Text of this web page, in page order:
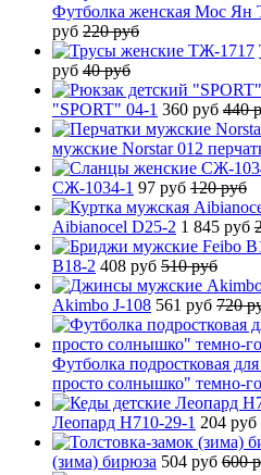
Футболка женская Мос Ян
руб 220 руб
руб 40 руб
"SPORT" 04-1 360 руб 440
мужские Norstar 012
СЖ-1034-1 97 руб 120 руб
Aibianocel D25-2 1 845 руб
B18-2 408 руб 510 руб
Akimbo J-108 561 руб 720
Футболка подростковая
просто солнышко" темно-
Леопард H710-29-1 204 руб
(зима) бирюза 504 руб 600